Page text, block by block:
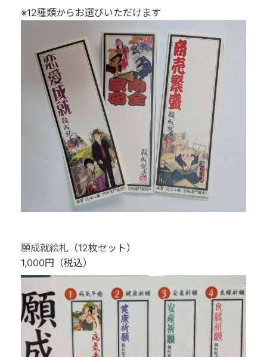
※12種類からお選びいただけます
願成就絵札 （12枚セット）
1,000円（税込）